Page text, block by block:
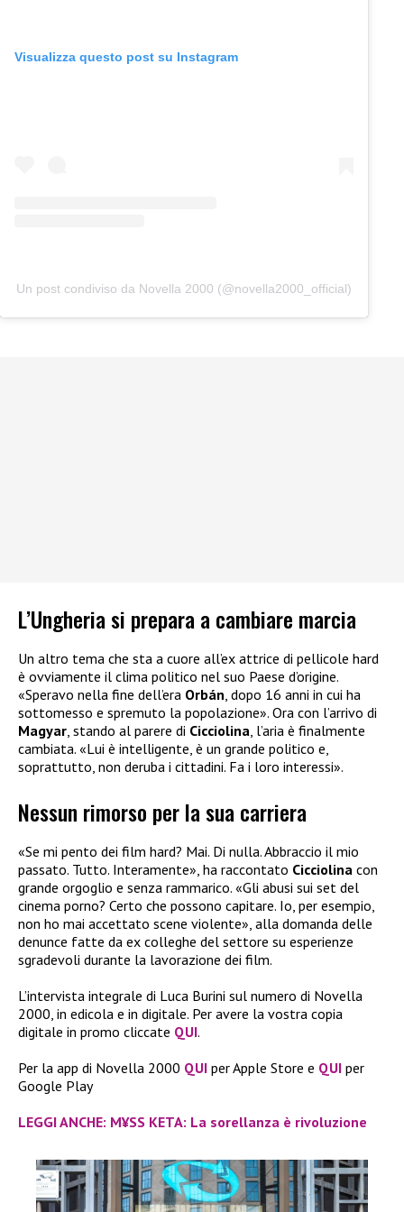
Visualizza questo post su Instagram
Un post condiviso da Novella 2000 (@novella2000_official)
L’Ungheria si prepara a cambiare marcia
Un altro tema che sta a cuore all’ex attrice di pellicole hard
è ovviamente il clima politico nel suo Paese d’origine.
«Speravo nella fine dell’era Orbán, dopo 16 anni in cui ha
sottomesso e spremuto la popolazione». Ora con l’arrivo di
Magyar, stando al parere di Cicciolina, l’aria è finalmente
cambiata. «Lui è intelligente, è un grande politico e,
soprattutto, non deruba i cittadini. Fa i loro interessi».
Nessun rimorso per la sua carriera
«Se mi pento dei film hard? Mai. Di nulla. Abbraccio il mio
passato. Tutto. Interamente», ha raccontato Cicciolina con
grande orgoglio e senza rammarico. «Gli abusi sui set del
cinema porno? Certo che possono capitare. Io, per esempio,
non ho mai accettato scene violente», alla domanda delle
denunce fatte da ex colleghe del settore su esperienze
sgradevoli durante la lavorazione dei film.
L’intervista integrale di Luca Burini sul numero di Novella
2000, in edicola e in digitale. Per avere la vostra copia
digitale in promo cliccate QUI.
Per la app di Novella 2000 QUI per Apple Store e QUI per
Google Play
LEGGI ANCHE: M¥SS KETA: La sorellanza è rivoluzione